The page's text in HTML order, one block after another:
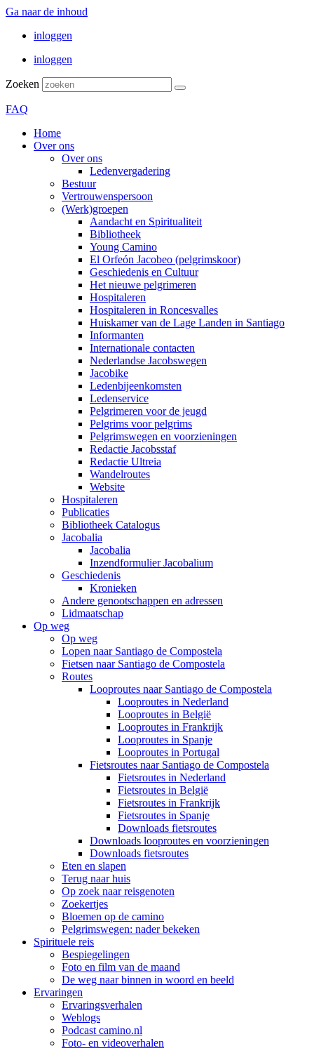
Ga naar de inhoud
inloggen
inloggen
Zoeken
FAQ
Home
Over ons
Over ons
Ledenvergadering
Bestuur
Vertrouwenspersoon
(Werk)groepen
Aandacht en Spiritualiteit
Bibliotheek
Young Camino
El Orfeón Jacobeo (pelgrimskoor)
Geschiedenis en Cultuur
Het nieuwe pelgrimeren
Hospitaleren
Hospitaleren in Roncesvalles
Huiskamer van de Lage Landen in Santiago
Informanten
Internationale contacten
Nederlandse Jacobswegen
Jacobike
Ledenbijeenkomsten
Ledenservice
Pelgrimeren voor de jeugd
Pelgrims voor pelgrims
Pelgrimswegen en voorzieningen
Redactie Jacobsstaf
Redactie Ultreia
Wandelroutes
Website
Hospitaleren
Publicaties
Bibliotheek Catalogus
Jacobalia
Jacobalia
Inzendformulier Jacobalium
Geschiedenis
Kronieken
Andere genootschappen en adressen
Lidmaatschap
Op weg
Op weg
Lopen naar Santiago de Compostela
Fietsen naar Santiago de Compostela
Routes
Looproutes naar Santiago de Compostela
Looproutes in Nederland
Looproutes in België
Looproutes in Frankrijk
Looproutes in Spanje
Looproutes in Portugal
Fietsroutes naar Santiago de Compostela
Fietsroutes in Nederland
Fietsroutes in België
Fietsroutes in Frankrijk
Fietsroutes in Spanje
Downloads fietsroutes
Downloads looproutes en voorzieningen
Downloads fietsroutes
Eten en slapen
Terug naar huis
Op zoek naar reisgenoten
Zoekertjes
Bloemen op de camino
Pelgrimswegen: nader bekeken
Spirituele reis
Bespiegelingen
Foto en film van de maand
De weg naar binnen in woord en beeld
Ervaringen
Ervaringsverhalen
Weblogs
Podcast camino.nl
Foto- en videoverhalen